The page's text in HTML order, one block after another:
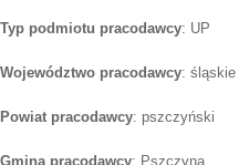
Typ podmiotu pracodawcy: UP
Województwo pracodawcy: śląskie
Powiat pracodawcy: pszczyński
Gmina pracodawcy: Pszczyna